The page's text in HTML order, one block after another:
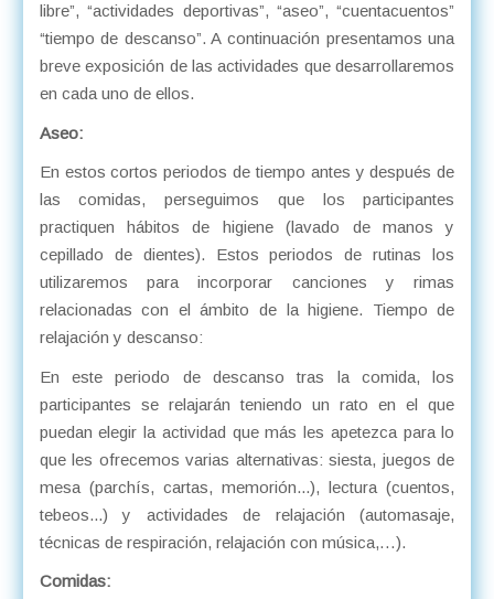
libre”, “actividades deportivas”, “aseo”, “cuentacuentos”
“tiempo de descanso”. A continuación presentamos una
breve exposición de las actividades que desarrollaremos
en cada uno de ellos.
Aseo:
En estos cortos periodos de tiempo antes y después de
las comidas, perseguimos que los participantes
practiquen hábitos de higiene (lavado de manos y
cepillado de dientes). Estos periodos de rutinas los
utilizaremos para incorporar canciones y rimas
relacionadas con el ámbito de la higiene. Tiempo de
relajación y descanso:
En este periodo de descanso tras la comida, los
participantes se relajarán teniendo un rato en el que
puedan elegir la actividad que más les apetezca para lo
que les ofrecemos varias alternativas: siesta, juegos de
mesa (parchís, cartas, memorión...), lectura (cuentos,
tebeos...) y actividades de relajación (automasaje,
técnicas de respiración, relajación con música,…).
Comidas: